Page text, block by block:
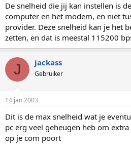
De snelheid die jij kan instellen is
computer en het modem, en niet
provider. Deze snelheid kan je het
zetten, en dat is meestal 115200
J jackass
Gebruiker
14 jan 2003
Dit is de max snelheid wat je
pc erg veel geheugen heb om
op je com poort